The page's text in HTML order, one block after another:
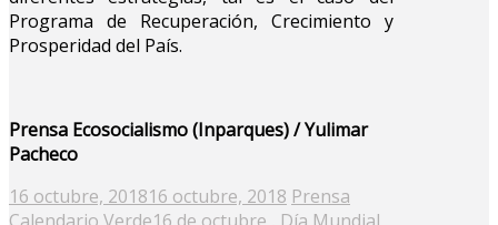
Programa de Recuperación, Crecimiento y
Prosperidad del País.
Prensa Ecosocialismo (Inparques) / Yulimar
Pacheco
Posted
on
16 octubre, 201816 octubre, 2018 Prensa